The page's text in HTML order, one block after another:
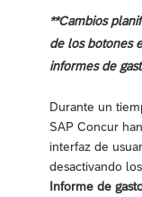
**Cambios
de los botones
informes de
Durante un
SAP Concur
interfaz de
desactivando
Informe de